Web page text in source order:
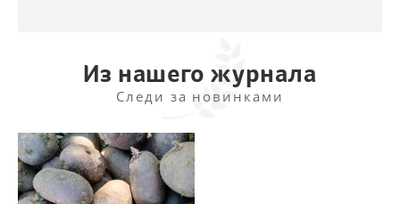
Из нашего журнала
Следи за новинками